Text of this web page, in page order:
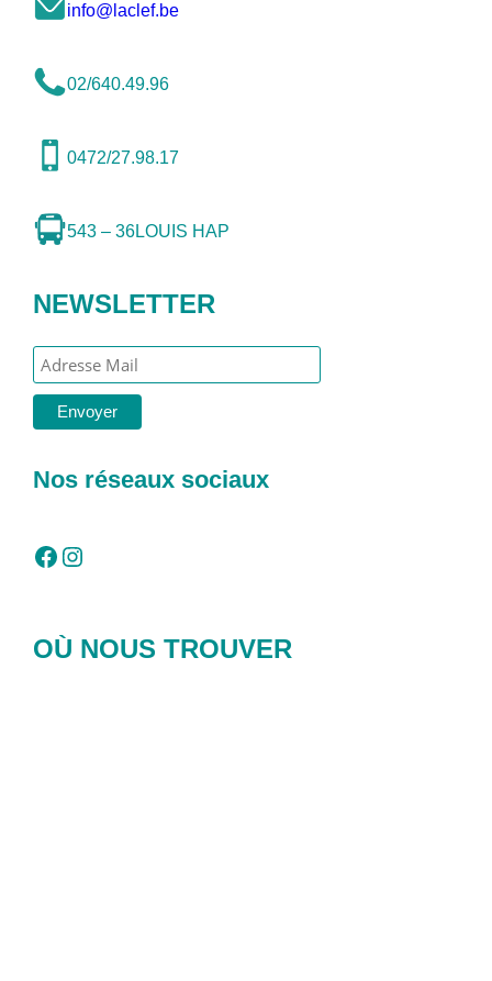
info@laclef.be
02/640.49.96
0472/27.98.17
543 – 36LOUIS HAP
NEWSLETTER
Nos réseaux sociaux
Facebook Instagram
OÙ NOUS TROUVER